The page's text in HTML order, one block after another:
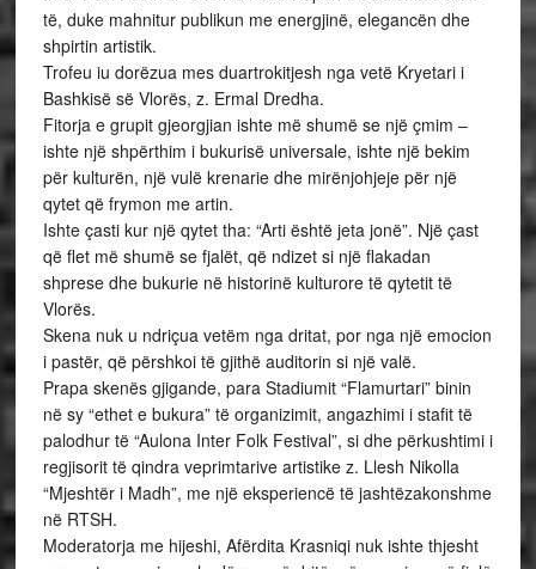
të, duke mahnitur publikun me energjinë, elegancën dhe
shpirtin artistik.
Trofeu iu dorëzua mes duartrokitjesh nga vetë Kryetari i
Bashkisë së Vlorës, z. Ermal Dredha.
Fitorja e grupit gjeorgjian ishte më shumë se një çmim –
ishte një shpërthim i bukurisë universale, ishte një bekim
për kulturën, një vulë krenarie dhe mirënjohjeje për një
qytet që frymon me artin.
Ishte çasti kur një qytet tha: “Arti është jeta jonë”. Një çast
që flet më shumë se fjalët, që ndizet si një flakadan
shprese dhe bukurie në historinë kulturore të qytetit të
Vlorës.
Skena nuk u ndriçua vetëm nga dritat, por nga një emocion
i pastër, që përshkoi të gjithë auditorin si një valë.
Prapa skenës gjigande, para Stadiumit “Flamurtari” binin
në sy “ethet e bukura” të organizimit, angazhimi i stafit të
palodhur të “Aulona Inter Folk Festival”, si dhe përkushtimi i
regjisorit të qindra veprimtarive artistike z. Llesh Nikolla
“Mjeshtër i Madh”, me një eksperiencë të jashtëzakonshme
në RTSH.
Moderatorja me hijeshi, Afërdita Krasniqi nuk ishte thjesht